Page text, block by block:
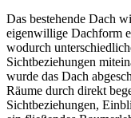
Das bestehende Dach
eigenwillige Dachform
wodurch
Sichtbeziehungen
wurde das Dach
Räume durch direkt
Sichtbeziehungen,